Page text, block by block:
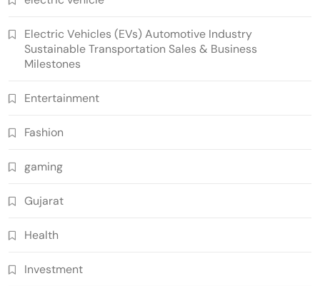
Electric Vehicles (EVs) Automotive Industry
Sustainable Transportation Sales & Business
Milestones
Entertainment
Fashion
gaming
Gujarat
Health
Investment